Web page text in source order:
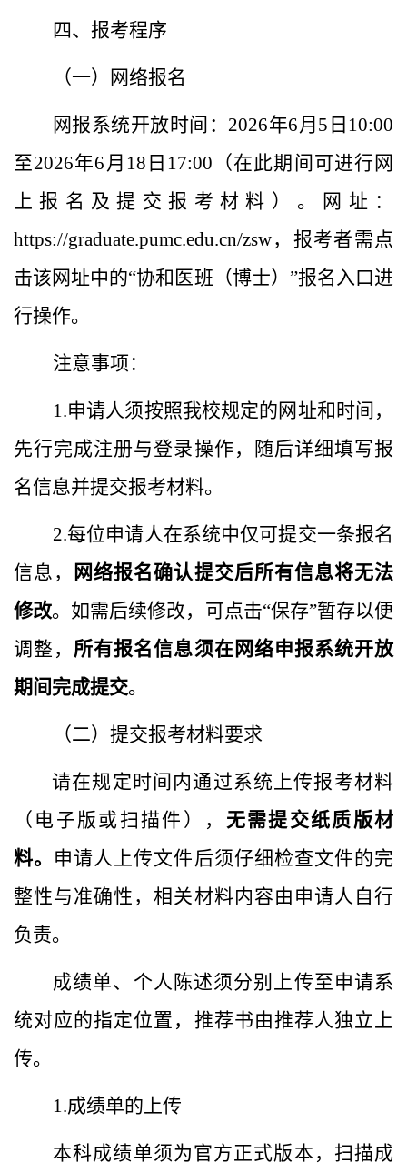
四、 报考程序
（一）网络报名
网报系统开放时间 ： 2026年6月 5 日 10:00
至2026年6 月 18 日 17:00 （在此期间 可进行 网
上报名 及提交报考材料）。网址：
https://graduate.pumc.edu.cn/zsw， 报考者需点
击该网址中的“协和 医班 （博士） ”报名入口进
行操作。
注意事项：
1.申请人须按照我校规定的网址和时间，
先行完成注册与登录操作，随后详细填写报
名信息并提交报考材料。
2.每位申请人在系统中仅可提交一条报名
信息，
网络报名确认提交后所有信息将无法
修改。如需后续修改，可点击“保存”暂存以便
调整， 所有报名信息须在网络申报系统开放
期间完成提交。
（二）提交报考材料要求
请在规定时间内通过系统上传报考材料
（电子版或扫描件）， 无需提交纸质版材
料。 申请人上传文件后须仔细检查文件的完
整性与准确性，相关材料内容由申请人自行
负责。
成绩单、个人陈述须分别上传至申请系
统对应的指定位置，推荐书由推荐人独立上
传。
1.成绩单的上传
本科成绩单须为官方正式版本，扫描成